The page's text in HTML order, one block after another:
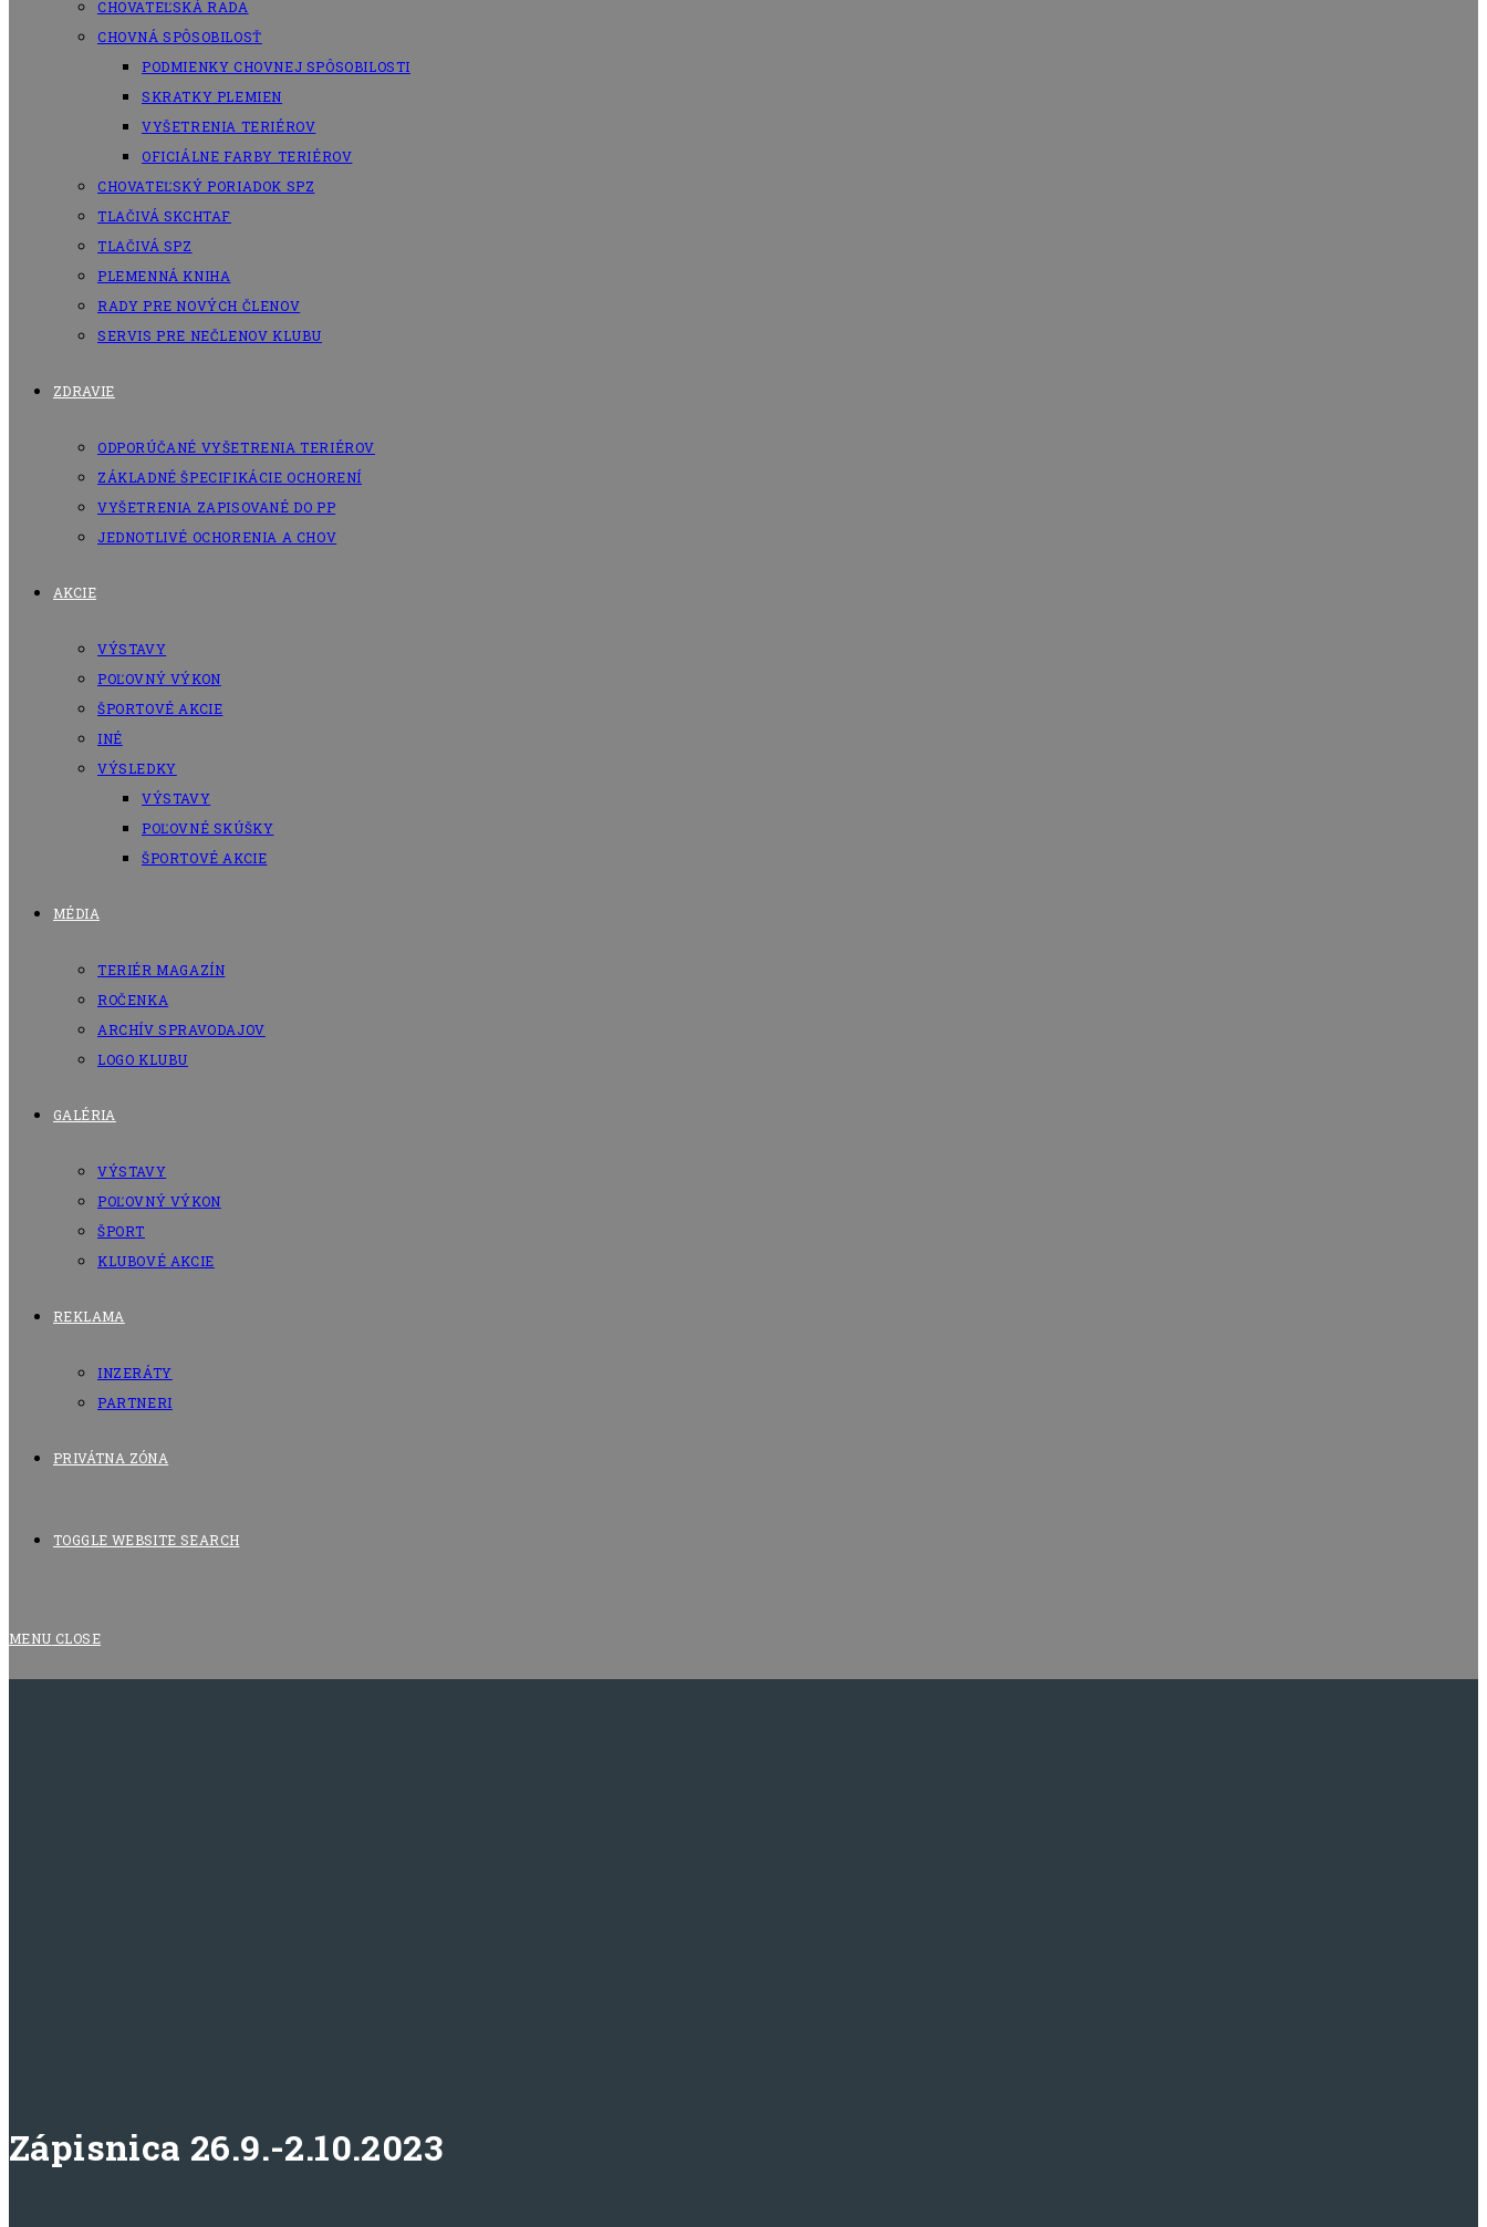
CHOVATEĽSKÁ RADA
CHOVNÁ SPÔSOBILOSŤ
PODMIENKY CHOVNEJ SPÔSOBILOSTI
SKRATKY PLEMIEN
VYŠETRENIA TERIÉROV
OFICIÁLNE FARBY TERIÉROV
CHOVATEĽSKÝ PORIADOK SPZ
TLAČIVÁ SKCHTAF
TLAČIVÁ SPZ
PLEMENNÁ KNIHA
RADY PRE NOVÝCH ČLENOV
SERVIS PRE NEČLENOV KLUBU
ZDRAVIE
ODPORÚČANÉ VYŠETRENIA TERIÉROV
ZÁKLADNÉ ŠPECIFIKÁCIE OCHORENÍ
VYŠETRENIA ZAPISOVANÉ DO PP
JEDNOTLIVÉ OCHORENIA A CHOV
AKCIE
VÝSTAVY
POĽOVNÝ VÝKON
ŠPORTOVÉ AKCIE
INÉ
VÝSLEDKY
VÝSTAVY
POĽOVNÉ SKÚŠKY
ŠPORTOVÉ AKCIE
MÉDIA
TERIÉR MAGAZÍN
ROČENKA
ARCHÍV SPRAVODAJOV
LOGO KLUBU
GALÉRIA
VÝSTAVY
POĽOVNÝ VÝKON
ŠPORT
KLUBOVÉ AKCIE
REKLAMA
INZERÁTY
PARTNERI
PRIVÁTNA ZÓNA
TOGGLE WEBSITE SEARCH
MENU CLOSE
Zápisnica 26.9.-2.10.2023